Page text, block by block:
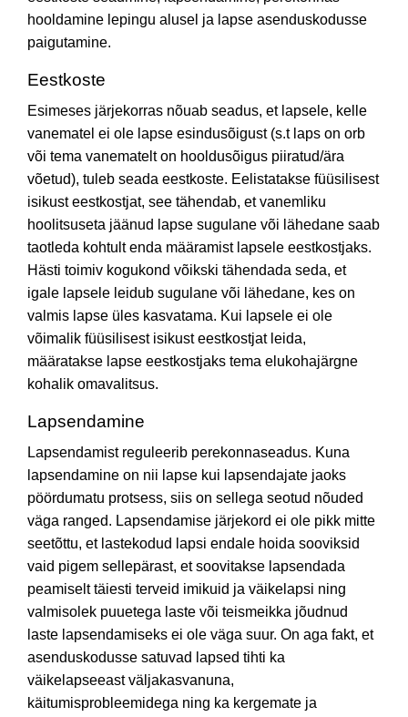
hooldamine lepingu alusel ja lapse asenduskodusse
paigutamine.
Eestkoste
Esimeses järjekorras nõuab seadus, et lapsele, kelle
vanematel ei ole lapse esindusõigust (s.t laps on orb
või tema vanematelt on hooldusõigus piiratud/ära
võetud), tuleb seada eestkoste. Eelistatakse füüsilisest
isikust eestkostjat, see tähendab, et vanemliku
hoolitsuseta jäänud lapse sugulane või lähedane saab
taotleda kohtult enda määramist lapsele eestkostjaks.
Hästi toimiv kogukond võikski tähendada seda, et
igale lapsele leidub sugulane või lähedane, kes on
valmis lapse üles kasvatama. Kui lapsele ei ole
võimalik füüsilisest isikust eestkostjat leida,
määratakse lapse eestkostjaks tema elukohajärgne
kohalik omavalitsus.
Lapsendamine
Lapsendamist reguleerib perekonnaseadus. Kuna
lapsendamine on nii lapse kui lapsendajate jaoks
pöördumatu protsess, siis on sellega seotud nõuded
väga ranged. Lapsendamise järjekord ei ole pikk mitte
seetõttu, et lastekodud lapsi endale hoida sooviksid
vaid pigem sellepärast, et soovitakse lapsendada
peamiselt täiesti terveid imikuid ja väikelapsi ning
valmisolek puuetega laste või teismeikka jõudnud
laste lapsendamiseks ei ole väga suur. On aga fakt, et
asenduskodusse satuvad lapsed tihti ka
väikelapseeast väljakasvanuna,
käitumisprobleemidega ning ka kergemate ja